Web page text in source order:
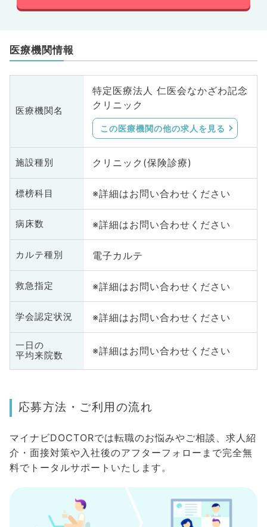
医療機関情報
医療機関名
特定医療法人 仁医会なかざわ記念
クリニック
この医療機関の他の求人を見る
施設種別 クリニック(保険診療)
標榜科目 ※詳細はお問い合わせください
病床数 ※詳細はお問い合わせください
カルテ種別 電子カルテ
救急指定 ※詳細はお問い合わせください
学会認定状況 ※詳細はお問い合わせください
一日の
平均来院数
※詳細はお問い合わせください
応募方法・ご利用の流れ
マイナビDOCTORでは転職のお悩みやご相談、求人紹
介・面接対策や入社後のアフターフォローまで完全無
料でトータルサポートいたします。